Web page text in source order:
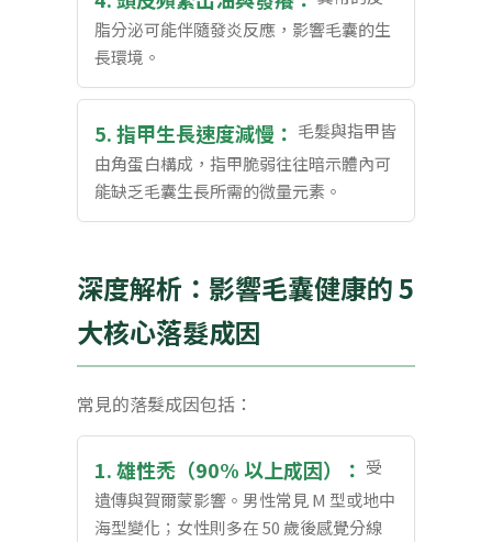
脂分泌可能伴隨發炎反應，影響毛囊的生
長環境。
5. 指甲生長速度減慢： 毛髮與指甲皆
由角蛋白構成，指甲脆弱往往暗示體內可
能缺乏毛囊生長所需的微量元素。
深度解析：影響毛囊健康的 5
大核心落髮成因
常見的落髮成因包括：
1. 雄性禿（90% 以上成因）： 受
遺傳與賀爾蒙影響。男性常見 M 型或地中
海型變化；女性則多在 50 歲後感覺分線